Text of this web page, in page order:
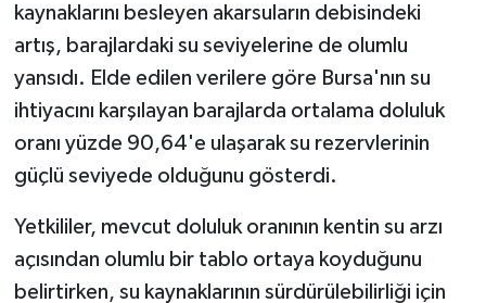
kaynaklarını besleyen akarsuların debisindeki
artış, barajlardaki su seviyelerine de olumlu
yansıdı. Elde edilen verilere göre Bursa'nın su
ihtiyacını karşılayan barajlarda ortalama doluluk
oranı yüzde 90,64'e ulaşarak su rezervlerinin
güçlü seviyede olduğunu gösterdi.
Yetkililer, mevcut doluluk oranının kentin su arzı
açısından olumlu bir tablo ortaya koyduğunu
belirtirken, su kaynaklarının sürdürülebilirliği için